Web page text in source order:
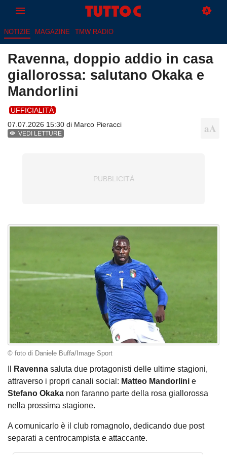
NOTIZIE MAGAZINE TMW RADIO
Ravenna, doppio addio in casa
giallorossa: salutano Okaka e
Mandorlini
UFFICIALITÀ
07.07.2026 15:30 di Marco Pieracci
VEDI LETTURE
© foto di Daniele Buffa/Image Sport
Ravenna saluta due protagonisti delle ultime stagioni,
attraverso i propri canali social: Matteo Mandorlini e
Stefano Okaka non faranno parte della rosa giallorossa
nella prossima stagione.
A comunicarlo è il club romagnolo, dedicando due post
separati a centrocampista e attaccante.